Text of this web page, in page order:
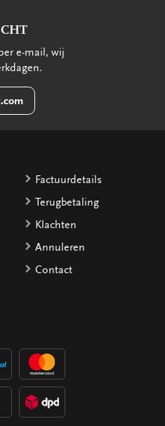
e-mail, wij
Factuurdetails
Terugbetaling
Klachten
Annuleren
Contact